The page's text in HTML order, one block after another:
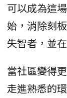
可以成為這
始，消除刻
失智者，並
當社區變得
走進熟悉的